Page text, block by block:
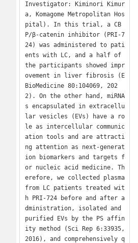
Investigator: Kiminori Kimur
a, Komagome Metropolitan Hos
pital). In this trial, a CB
P/β-catenin inhibitor (PRI-7
24) was administered to pati
ents with LC, and a half of
the participants showed impr
ovement in liver fibrosis (E
BioMedicine 80:104069, 202
2). On the other hand, miRNA
s encapsulated in extracellu
lar vesicles (EVs) have a ro
le as intercellular communic
ation tools and are attracti
ng attention as next-generat
ion biomarkers and targets f
or nucleic acid medicine. Th
erefore, we collected plasma
from LC patients treated wit
h PRI-724 before and after a
dministration, isolated and
purified EVs by the PS affin
ity method (Sci Rep 6:33935,
2016), and comprehensively q